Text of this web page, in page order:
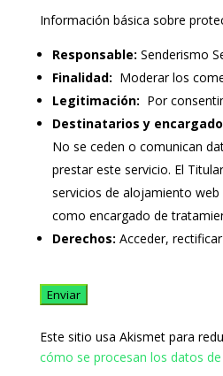
Información básica sobre
Responsable: Senderismo
Finalidad: Moderar los
Legitimación: Por
Destinatarios y
No se ceden o comunican
prestar este servicio. El
servicios de alojamiento
como encargado de
Derechos: Acceder,
Este sitio usa Akismet para
cómo se procesan los datos